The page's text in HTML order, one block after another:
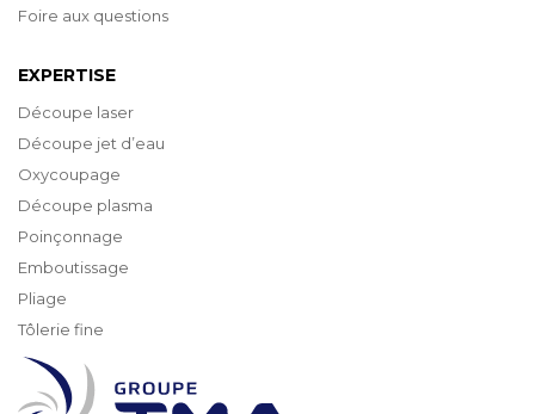
Foire aux questions
EXPERTISE
Découpe laser
Découpe jet d’eau
Oxycoupage
Découpe plasma
Poinçonnage
Emboutissage
Pliage
Tôlerie fine